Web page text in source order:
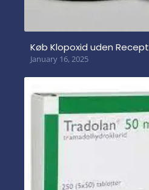
Køb Klopoxid uden Recept
January 16, 2025